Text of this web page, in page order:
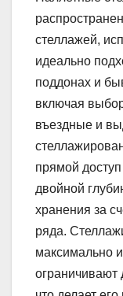
стеллажей,
идеально
поддонах и
включая
въездные и
прямой
двойной
хранения за
ряда.
максимально
ограничивают